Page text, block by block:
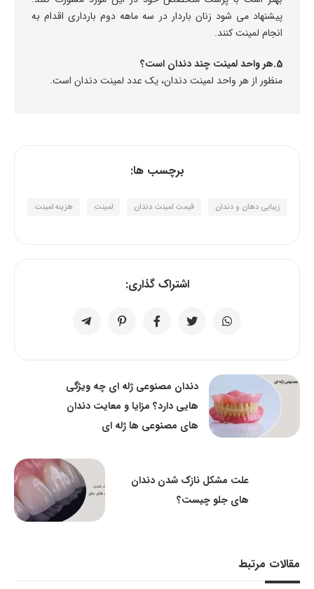
پیشنهاد می شود زنان باردار در سه ماهه دوم بارداری اقدام به
انجام لمینت کنند.
5.هر واحد لمینت چند دندان است؟
منظور از هر واحد لمینت دندان، یک عدد لمینت دندان است.
برچسب ها:
زیبایی دهان و دندان قیمت لمینت دندان لمینت هزینه لمینت
اشتراک گذاری:
دندان مصنوعی ژله ای چه ویژگی
هایی دارد؟ مزایا و معایت دندان
های مصنوعی ها ژله ای
علت مشکل نازک شدن دندان
های جلو چیست؟
مقالات مرتبط